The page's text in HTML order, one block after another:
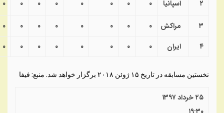
۲ اسپانیا ۰ ۰ ۰ ۰ ۰ ۰ ۰ ۰
۳ مراکش ۰ ۰ ۰ ۰ ۰ ۰ ۰
۰
۴
ایران ۰ ۰ ۰ ۰ ۰ ۰ ۰ ۰
نخستین مسابقه در تاریخ ۱۵ ژوئن ۲۰۱۸ برگزار خواهد شد. منبع: فیفا
۲۵ خرداد ۱۳۹۷